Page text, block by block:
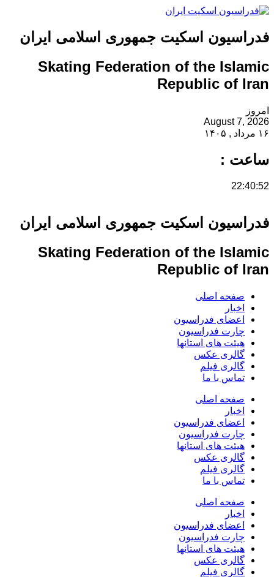
فدراسیون اسکیت جمهوری اسلامی ایران
Skating Federation of the Islamic
Republic of Iran
امروز
August 7, 2026
۱۶ مرداد , ۱۴۰۵
ساعت :
22:40:52
فدراسیون اسکیت جمهوری اسلامی ایران
Skating Federation of the Islamic
Republic of Iran
صفحه اصلی
اخبار
اعضای فدراسیون
چارت فدراسیون
هیئت های استانها
گالری عکس
گالری فیلم
تماس با ما
صفحه اصلی
اخبار
اعضای فدراسیون
چارت فدراسیون
هیئت های استانها
گالری عکس
گالری فیلم
تماس با ما
صفحه اصلی
اخبار
اعضای فدراسیون
چارت فدراسیون
هیئت های استانها
گالری عکس
گالری فیلم